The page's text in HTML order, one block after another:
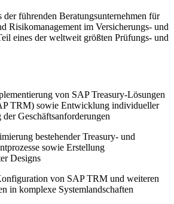
der führenden Beratungsunternehmen für
Risikomanagement im Versicherungs- und
eines der weltweit größten Prüfungs- und
von SAP Treasury-Lösungen
TRM) sowie Entwicklung individueller
Geschäftsanforderungen
bestehender Treasury- und
sowie Erstellung
Designs
von SAP TRM und weiteren
in komplexe Systemlandschaften